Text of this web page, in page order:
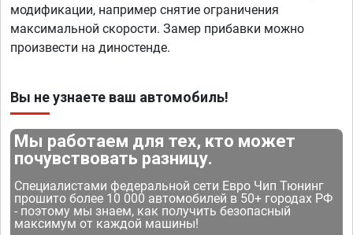
модификации, например снятие ограничения
максимальной скорости. Замер прибавки можно
произвести на диностенде.
Вы не узнаете ваш автомобиль!
Мы работаем для тех, кто может
почувствовать разницу.
Специалистами федеральной сети Евро Чип Тюнинг
прошито более 10 000 автомобилей в 50+ городах РФ
- поэтому мы знаем, как получить безопасный
максимум от каждой машины!